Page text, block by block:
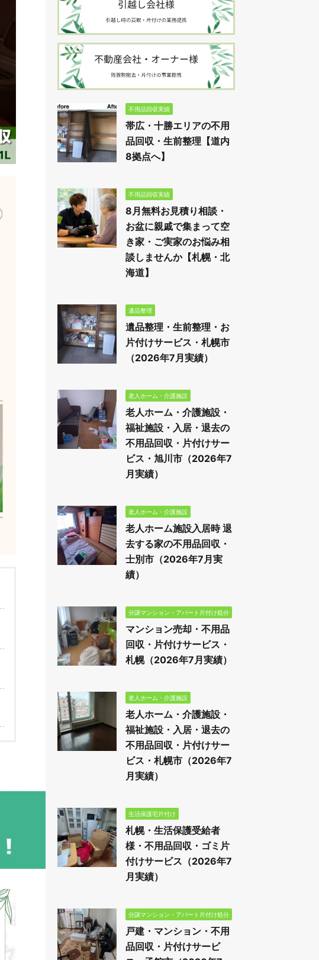
不用品回収実績
帯広・十勝エリアの不用
品回収・生前整理【道内
8拠点へ】
不用品回収実績
8月無料お見積り相談・
お盆に親戚で集まって空
き家・ご実家のお悩み相
談しませんか【札幌・北
海道】
遺品整理
遺品整理・生前整理・お
片付けサービス・札幌市
（2026年7月実績）
老人ホーム・介護施設
老人ホーム・介護施設・
福祉施設・入居・退去の
不用品回収・片付けサー
ビス・旭川市（2026年7
月実績）
老人ホーム・介護施設
老人ホーム施設入居時 退
去する家の不用品回収・
士別市（2026年7月実
績）
分譲マンション・アパート片付け処分
マンション売却・不用品
回収・片付けサービス・
札幌（2026年7月実績）
老人ホーム・介護施設
老人ホーム・介護施設・
福祉施設・入居・退去の
不用品回収・片付けサー
ビス・札幌市（2026年7
月実績）
生活保護宅片付け
札幌・生活保護受給者
様・不用品回収・ゴミ片
付けサービス（2026年7
月実績）
分譲マンション・アパート片付け処分
戸建・マンション・不用
品回収・片付けサービ